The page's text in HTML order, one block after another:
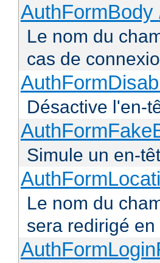
AuthFormBody
Le nom du
cas de
Désactive l'en-
Simule un en-
Le nom du
sera redirigé